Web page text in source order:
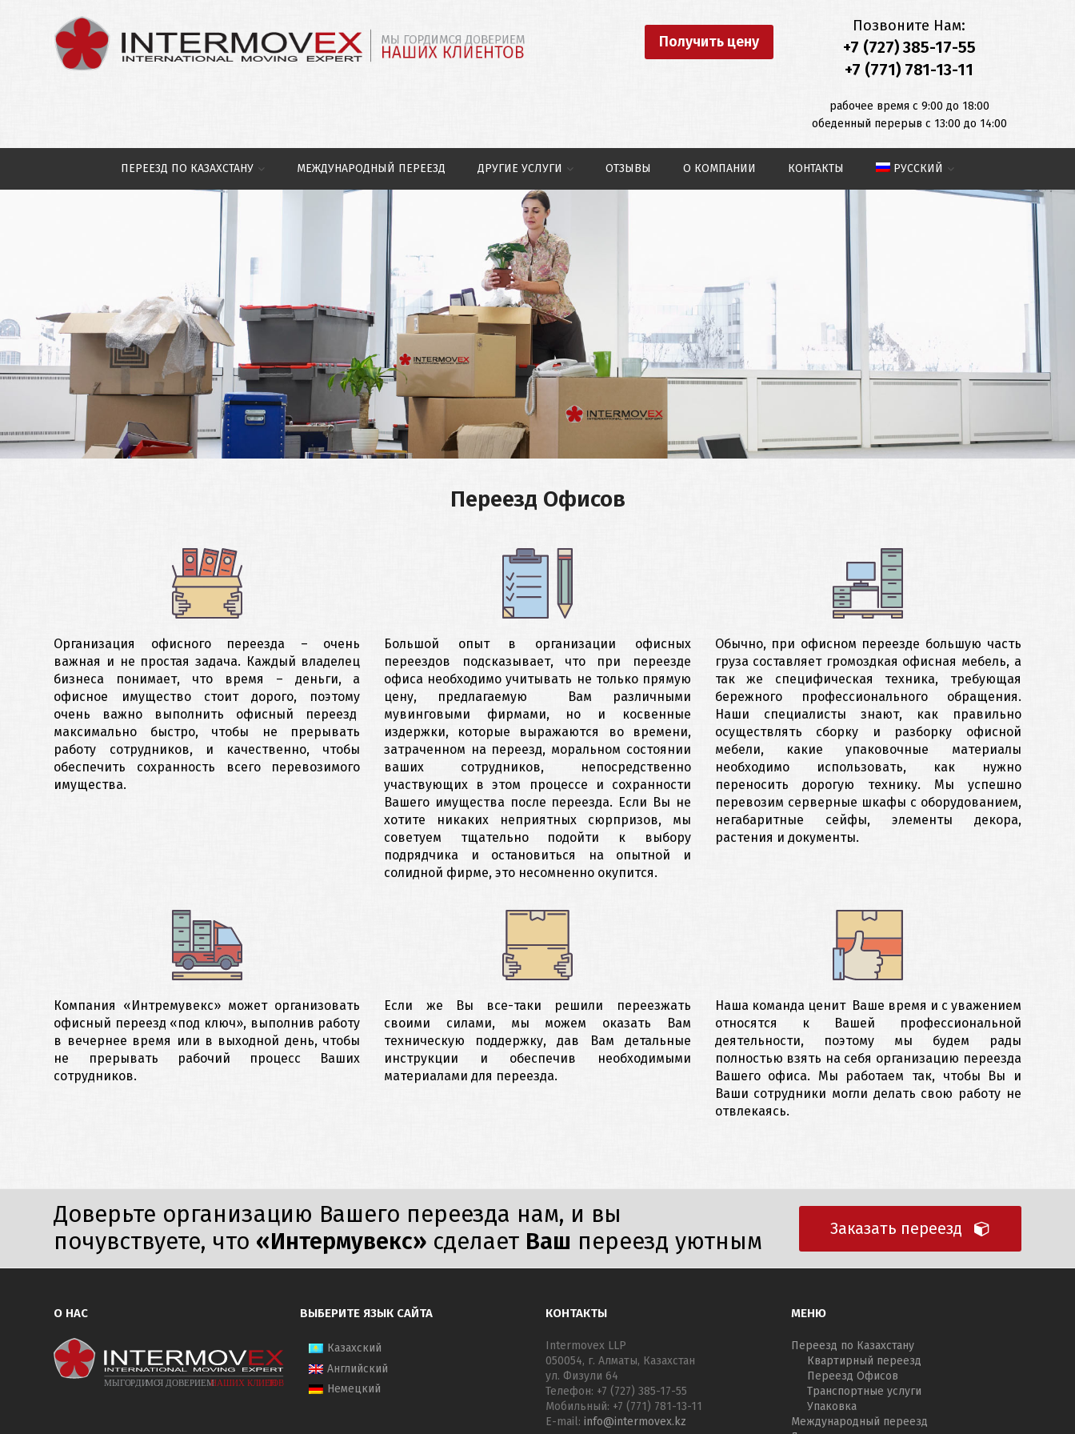
Получить цену
Позвоните Нам:
+7 (727) 385-17-55
+7 (771) 781-13-11
рабочее время с 9:00 до 18:00
обеденный перерыв с 13:00 до 14:00
ПЕРЕЕЗД ПО КАЗАХСТАНУ
Квартирный переезд
Транспортные услуги
МЕЖДУНАРОДНЫЙ ПЕРЕЕЗД ДРУГИЕ УСЛУГИ
Перевозка
автомобилей
Перевозка выставок
Перевозка
коммерческих грузов
Перевозка культурных
ценностей
Складское хранение
Страхование грузов
ОТЗЫВЫ О КОМПАНИИ КОНТАКТЫ РУССКИЙ
Переезд Офисов
Организация офисного переезда – очень
важная и не простая задача. Каждый владелец
бизнеса понимает, что время – деньги, а
офисное имущество стоит дорого, поэтому
очень важно выполнить офисный переезд
максимально быстро, чтобы не прерывать
работу сотрудников, и качественно, чтобы
обеспечить сохранность всего перевозимого
имущества.
Большой опыт в организации офисных
переездов подсказывает, что при переезде
офиса необходимо учитывать не только прямую
цену, предлагаемую Вам различными
мувинговыми фирмами, но и косвенные
издержки, которые выражаются во времени,
затраченном на переезд, моральном состоянии
ваших сотрудников, непосредственно
участвующих в этом процессе и сохранности
Вашего имущества после переезда. Если Вы не
хотите никаких неприятных сюрпризов, мы
советуем тщательно подойти к выбору
подрядчика и остановиться на опытной и
солидной фирме, это несомненно окупится.
Обычно, при офисном переезде большую часть
груза составляет громоздкая офисная мебель, а
так же специфическая техника, требующая
бережного профессионального обращения.
Наши специалисты знают, как правильно
осуществлять сборку и разборку офисной
мебели, какие упаковочные материалы
необходимо использовать, как нужно
переносить дорогую технику. Мы успешно
перевозим серверные шкафы с оборудованием,
негабаритные сейфы, элементы декора,
растения и документы.
Компания «Интремувекс» может организовать
офисный переезд «под ключ», выполнив работу
в вечернее время или в выходной день, чтобы
не прерывать рабочий процесс Ваших
сотрудников.
Если же Вы все-таки решили переезжать
своими силами, мы можем оказать Вам
техническую поддержку, дав Вам детальные
инструкции и обеспечив необходимыми
материалами для переезда.
Наша команда ценит Ваше время и с уважением
относятся к Вашей профессиональной
деятельности, поэтому мы будем рады
полностью взять на себя организацию переезда
Вашего офиса. Мы работаем так, чтобы Вы и
Ваши сотрудники могли делать свою работу не
отвлекаясь.
Доверьте организацию Вашего переезда нам, и вы
почувствуете, что «Интермувекс» сделает Ваш переезд уютным Заказать переезд
О НАС ВЫБЕРИТЕ ЯЗЫК САЙТА
Казахский
Английский
Немецкий
КОНТАКТЫ
Intermovex LLP
050054, г. Алматы, Казахстан
ул. Физули 64
Телефон: +7 (727) 385-17-55
Мобильный: +7 (771) 781-13-11
E-mail: info@intermovex.kz
МЕНЮ
Переезд по Казахстану
Квартирный переезд
Переезд Офисов
Транспортные услуги
Упаковка
Международный переезд